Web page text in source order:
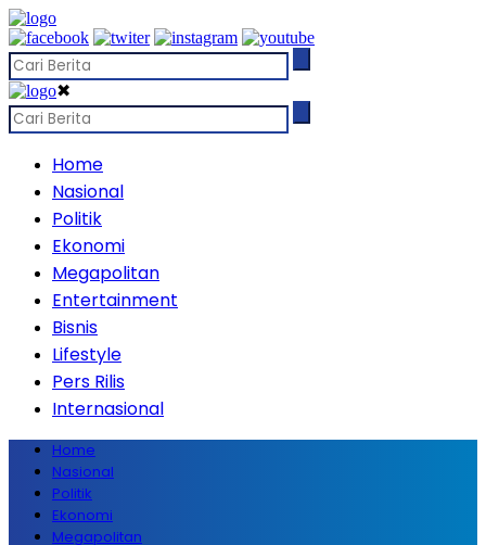
✖
Home
Nasional
Politik
Ekonomi
Megapolitan
Entertainment
Bisnis
Lifestyle
Pers Rilis
Internasional
Home
Nasional
Politik
Ekonomi
Megapolitan